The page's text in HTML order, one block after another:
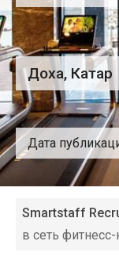
Доха, Катар
Дата
Smartstaff
в сеть